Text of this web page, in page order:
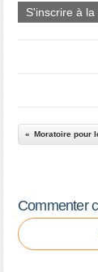
S'inscrire à
Moratoire pour
Commenter